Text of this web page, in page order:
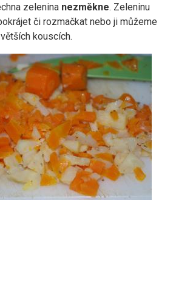
zelenina nezměkne. Zeleninu
či rozmačkat nebo ji můžeme
kouscích.